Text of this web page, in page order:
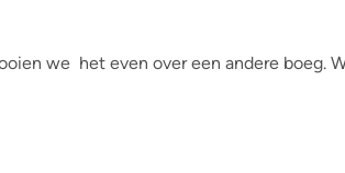
we het even over een andere boeg.